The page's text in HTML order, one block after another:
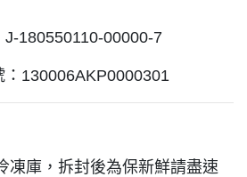
180550110-00000-7
130006AKP0000301
凍庫，拆封後為保新鮮請盡速